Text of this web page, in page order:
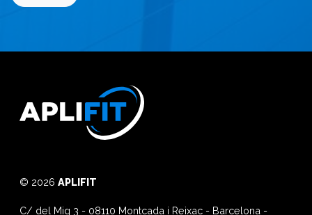
© 2026 APLIFIT
C/ del Mig 3 - 08110 Montcada i Reixac - Barcelona -